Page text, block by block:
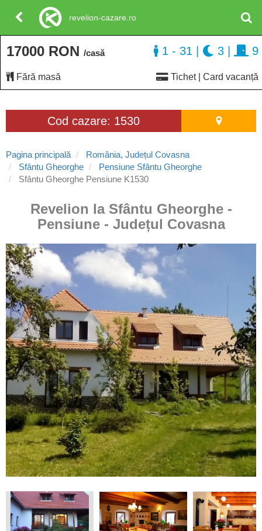
Cod cazare: 1530
Pagina principală
România, Județul Covasna
Sfântu Gheorghe
Pensiune Sfântu Gheorghe
Sfântu Gheorghe Pensiune K1530
Revelion la Sfântu Gheorghe -
Pensiune - Județul Covasna
17000 RON /casă
Fără masă Tichet | Card vacanță
1 - 31 3 9
revelion-cazare.ro